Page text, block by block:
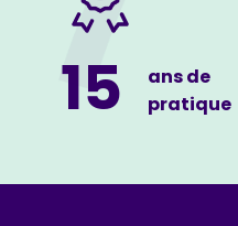
15
ans de
pratique